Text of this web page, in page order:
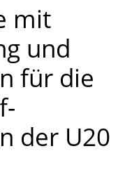
mit
und
für die
der U20